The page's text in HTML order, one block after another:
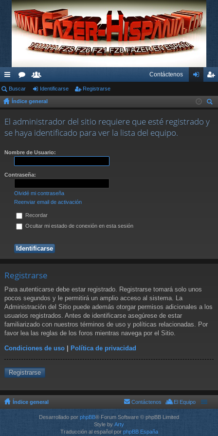
nl
ac
es
rá
s
or
os
su
ari
os
Contáctenos
nti
fic
ist
Buscar Identificarse Registrarse
Índice general
car
El administrador del sitio requiere que esté registrado y
se haya identificado para ver la lista del equipo.
Nombre de Usuario:
Contraseña:
Olvidé mi contraseña
Reenviar email de activación
Recordar
Ocultar mi estado de conexión en esta sesión
Registrarse
Para autenticarse debe estar registrado. Registrarse tomará solo unos
pocos segundos y le permitirá un amplio acceso al sistema. La
Administración del Sitio puede además otorgar permisos adicionales a los
usuarios registrados. Antes de identificarse asegúrese de estar
familiarizado con nuestros términos de uso y políticas relacionadas. Por
favor lea las reglas de los foros mientras navega por el Sitio.
Condiciones de uso | Política de privacidad
Registrarse
Índice general El Equipo
Contáctenos
Desarrollado por phpBB® Forum Software © phpBB Limited
Style by Arty
Traducción al español por phpBB España